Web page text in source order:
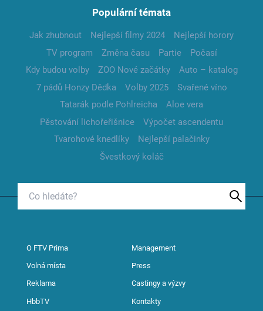
Populární témata
Jak zhubnout Nejlepší filmy 2024
Nejlepší horory
TV program
Změna času Partie
Počasí
Kdy budou volby
ZOO Nové začátky
Auto – katalog
7 pádů Honzy Dědka
Volby 2025
Svařené víno
Tatarák podle Pohlreicha
Aloe vera
Pěstování lichořeřišnice
Výpočet ascendentu
Tvarohové knedlíky
Nejlepší palačinky
Švestkový koláč
O FTV Prima Management
Volná místa Press
Reklama Castingy a výzvy
HbbTV Kontakty